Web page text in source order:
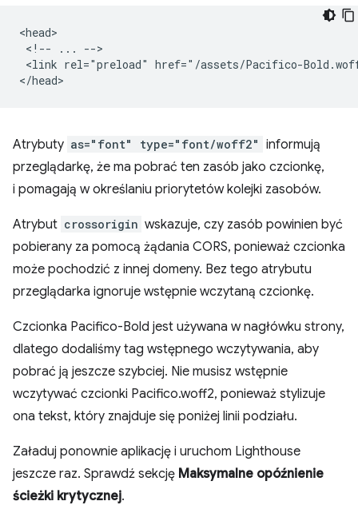
<head>
<!-- ... -->
<link rel="preload" href="/assets/Pacifico-
Atrybuty as="font" type="font/woff2" informują
przeglądarkę, że ma pobrać ten zasób jako czcionkę,
i pomagają w określaniu priorytetów kolejki zasobów.
Atrybut crossorigin wskazuje, czy zasób powinien być
pobierany za pomocą żądania CORS, ponieważ czcionka
może pochodzić z innej domeny. Bez tego atrybutu
przeglądarka ignoruje wstępnie wczytaną czcionkę.
Czcionka Pacifico-Bold jest używana w nagłówku strony,
dlatego dodaliśmy tag wstępnego wczytywania, aby
pobrać ją jeszcze szybciej. Nie musisz wstępnie
wczytywać czcionki Pacifico.woff2, ponieważ stylizuje
ona tekst, który znajduje się poniżej linii podziału.
Załaduj ponownie aplikację i uruchom Lighthouse
jeszcze raz. Sprawdź sekcję Maksymalne opóźnienie
ścieżki krytycznej.